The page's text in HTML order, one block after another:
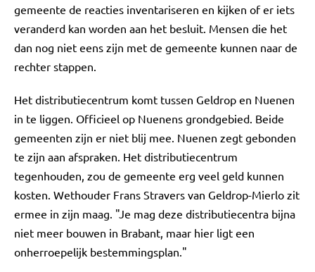
gemeente de reacties inventariseren en kijken of er iets
veranderd kan worden aan het besluit. Mensen die het
dan nog niet eens zijn met de gemeente kunnen naar de
rechter stappen.
Het distributiecentrum komt tussen Geldrop en Nuenen
in te liggen. Officieel op Nuenens grondgebied. Beide
gemeenten zijn er niet blij mee. Nuenen zegt gebonden
te zijn aan afspraken. Het distributiecentrum
tegenhouden, zou de gemeente erg veel geld kunnen
kosten. Wethouder Frans Stravers van Geldrop-Mierlo zit
ermee in zijn maag. "Je mag deze distributiecentra bijna
niet meer bouwen in Brabant, maar hier ligt een
onherroepelijk bestemmingsplan."